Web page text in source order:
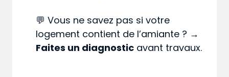
💬 Vous ne savez pas si votre
logement contient de l’amiante ? →
Faites un diagnostic avant travaux.